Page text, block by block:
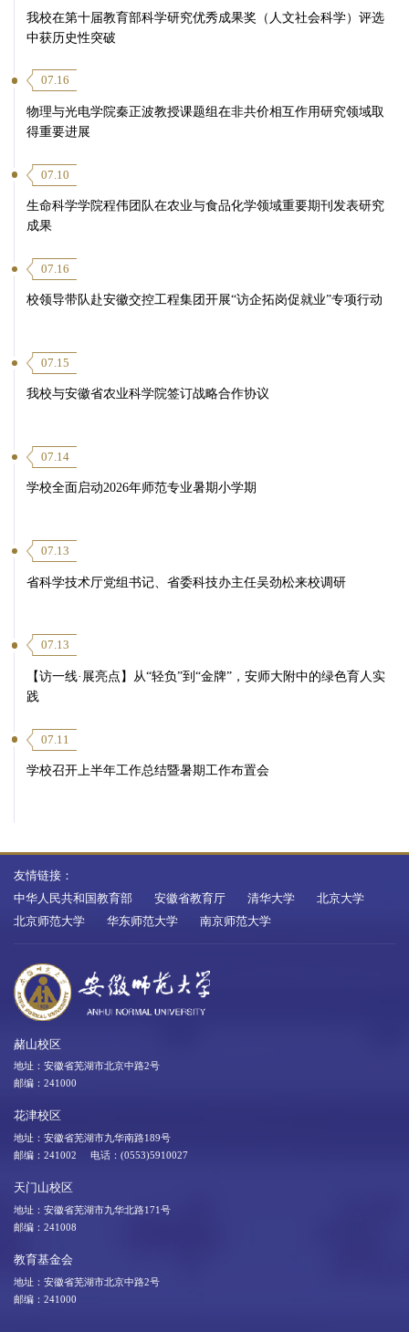
我校在第十届教育部科学研究优秀成果奖（人文社会科学）评选
中获历史性突破
07.16
物理与光电学院秦正波教授课题组在非共价相互作用研究领域取
得重要进展
07.10
生命科学学院程伟团队在农业与食品化学领域重要期刊发表研究
成果
07.16
校领导带队赴安徽交控工程集团开展“访企拓岗促就业”专项行动
07.15
我校与安徽省农业科学院签订战略合作协议
07.14
学校全面启动2026年师范专业暑期小学期
07.13
省科学技术厅党组书记、省委科技办主任吴劲松来校调研
07.13
【访一线·展亮点】从“轻负”到“金牌”，安师大附中的绿色育人实
践
07.11
学校召开上半年工作总结暨暑期工作布置会
友情链接：
中华人民共和国教育部
安徽省教育厅 清华大学
北京大学
北京师范大学
华东师范大学 南京师范大学
赭山校区
地址：安徽省芜湖市北京中路2号
邮编：241000
花津校区
地址：安徽省芜湖市九华南路189号
邮编：241002 电话：(0553)5910027
天门山校区
地址：安徽省芜湖市九华北路171号
邮编：241008
教育基金会
地址：安徽省芜湖市北京中路2号
邮编：241000